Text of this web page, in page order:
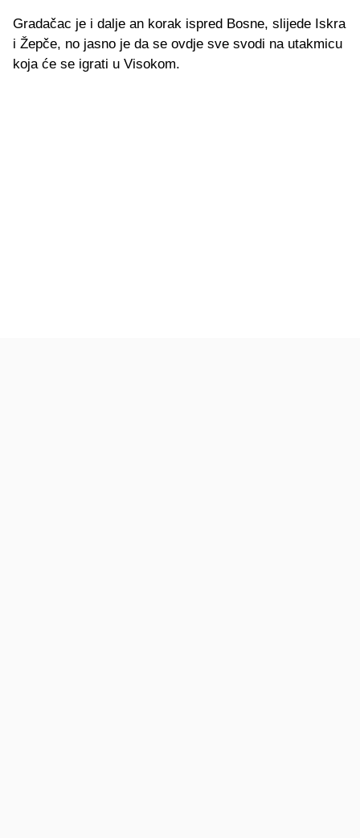
Gradačac je i dalje an korak ispred Bosne, slijede Iskra
i Žepče, no jasno je da se ovdje sve svodi na utakmicu
koja će se igrati u Visokom.